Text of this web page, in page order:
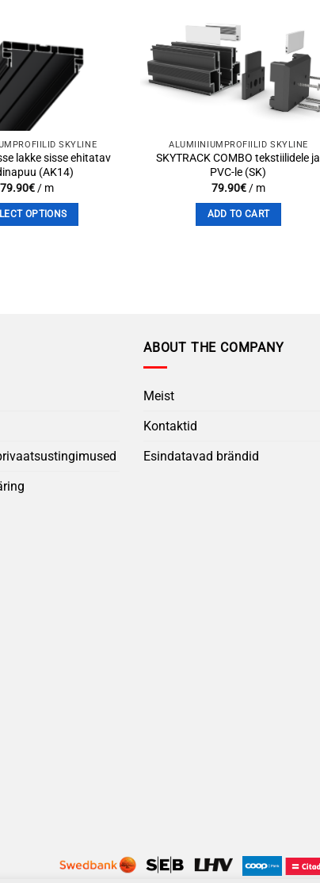
Add to
wishlist
SKYLINE
lakke sisse ehitatav
(AK14)
79.90€/ m
OPTIONS
product
Add to
wishlist
ALUMIINIUMPROFIILID SKYLINE
SKYTRACK COMBO tekstiilidele ja
PVC-le (SK)
79.90€/ m
ADD TO CART
ABOUT THE COMPANY
Meist
Kontaktid
Esindatavad brändid